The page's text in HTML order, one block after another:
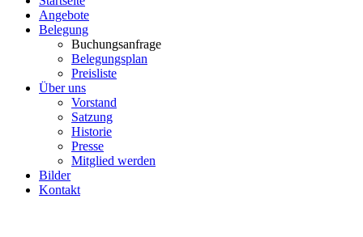
Angebote
Belegung
Buchungsanfrage
Belegungsplan
Preisliste
Über uns
Vorstand
Satzung
Historie
Presse
Mitglied werden
Bilder
Kontakt